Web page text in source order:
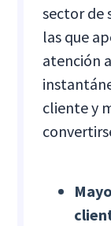
sector de
las que
atención
cliente y